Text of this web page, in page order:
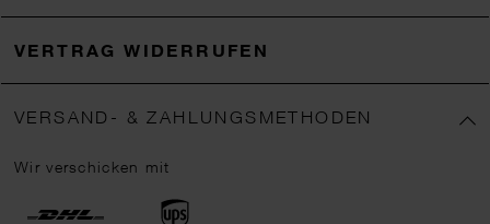
VERTRAG WIDERRUFEN
VERSAND- & ZAHLUNGSMETHODEN
Wir verschicken mit